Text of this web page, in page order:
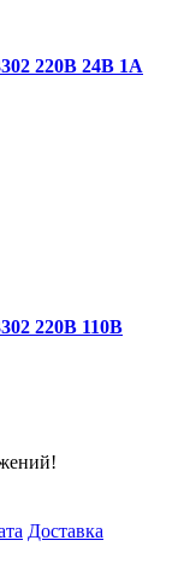
220В 24B 1A
220В 110B
Доставка